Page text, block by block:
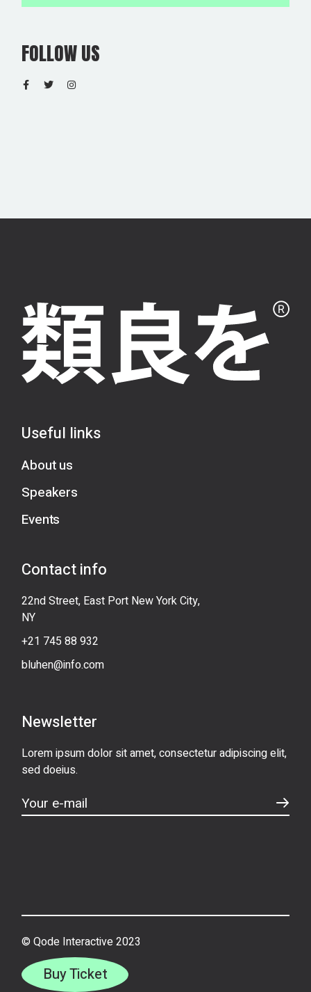
FOLLOW US
Useful links
About us
Speakers
Events
Contact info
22nd Street, East Port New York City,
NY
+21 745 88 932
bluhen@info.com
Newsletter
Lorem ipsum dolor sit amet, consectetur adipiscing elit,
sed doeius.
© Qode Interactive 2023
Buy Ticket